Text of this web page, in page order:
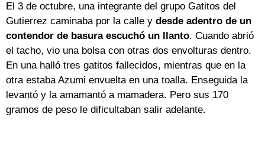
El 3 de octubre, una integrante del grupo Gatitos del
Gutierrez caminaba por la calle y desde adentro de un
contendor de basura escuchó un llanto. Cuando abrió
el tacho, vio una bolsa con otras dos envolturas dentro.
En una halló tres gatitos fallecidos, mientras que en la
otra estaba Azumi envuelta en una toalla. Enseguida la
levantó y la amamantó a mamadera. Pero sus 170
gramos de peso le dificultaban salir adelante.